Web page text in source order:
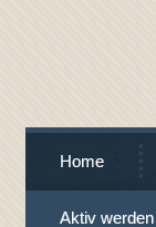
Home
Aktiv werden